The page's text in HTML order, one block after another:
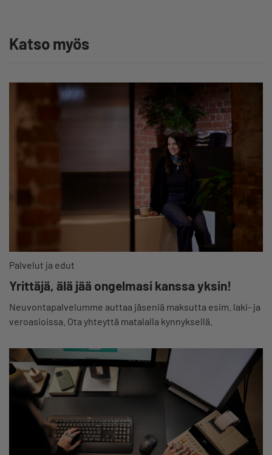
Katso myös
Palvelut ja edut
Yrittäjä, älä jää ongelmasi kanssa yksin!
Neuvontapalvelumme auttaa jäseniä maksutta esim. laki- ja
veroasioissa. Ota yhteyttä matalalla kynnyksellä.